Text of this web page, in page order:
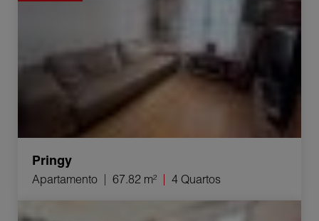
Pringy
Apartamento 67.82 m² 4 Quartos